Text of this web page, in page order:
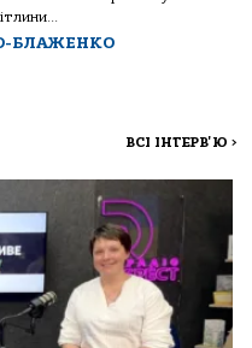
БЛАЖЕНКО
ВСІ ІНТЕРВ'Ю >